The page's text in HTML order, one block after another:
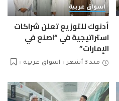
اسواق عربية
أدنوك للتوزيع تعلن شراكات
استراتيجية في “اصنع في
الإمارات”
منذ 3 أشهر اسواق عربية